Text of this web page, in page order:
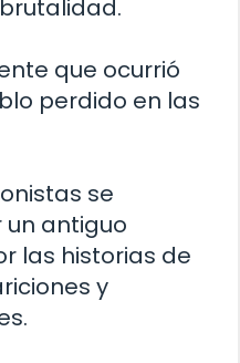
que ocurrió
perdido en las
se
antiguo
las historias de
y